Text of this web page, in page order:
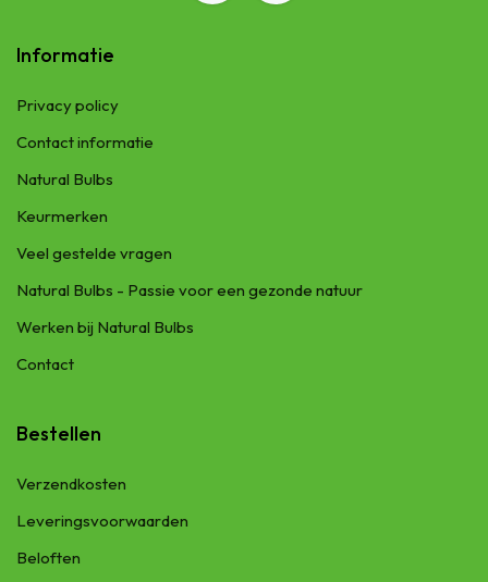
Informatie
Privacy policy
Contact informatie
Natural Bulbs
Keurmerken
Veel gestelde vragen
Natural Bulbs - Passie voor een gezonde natuur
Werken bij Natural Bulbs
Contact
Bestellen
Verzendkosten
Leveringsvoorwaarden
Beloften